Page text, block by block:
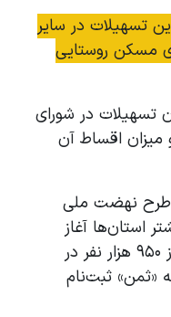
تسهیلات در سایر
برای مسکن روستایی
تسهیلات در شورای
میزان اقساط آن
طرح نهضت ملی
استان‌ها آغاز
شده است، گفت: تاکنون بیش از ۹۵۰ هزار نفر در
«ثمن» ثبت‌نام